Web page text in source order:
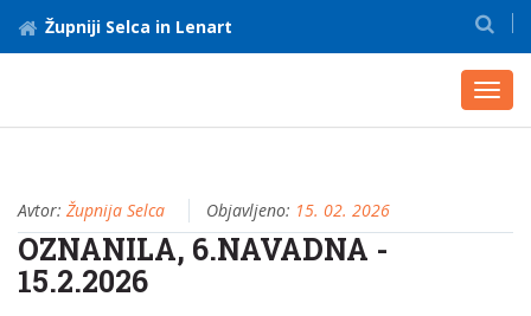
Župniji Selca in Lenart
Avtor: Župnija Selca Objavljeno: 15. 02. 2026
OZNANILA, 6.NAVADNA -
15.2.2026